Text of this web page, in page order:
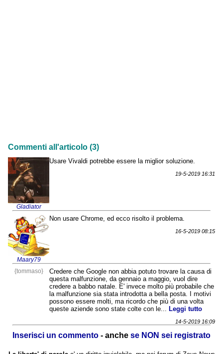
Commenti all'articolo (3)
Gladiator
Usare Vivaldi potrebbe essere la miglior soluzione.
19-5-2019 16:31
Maary79
Non usare Chrome, ed ecco risolto il problema.
16-5-2019 08:15
{tommaso}
Credere che Google non abbia potuto trovare la causa di
questa malfunzione, da gennaio a maggio, vuol dire
credere a babbo natale. E' invece molto più probabile che
la malfunzione sia stata introdotta a bella posta. I motivi
possono essere molti, ma ricordo che più di una volta
queste aziende sono state colte con le...Leggi tutto
14-5-2019 16:09
Inserisci un commento - anche se NON sei registrato